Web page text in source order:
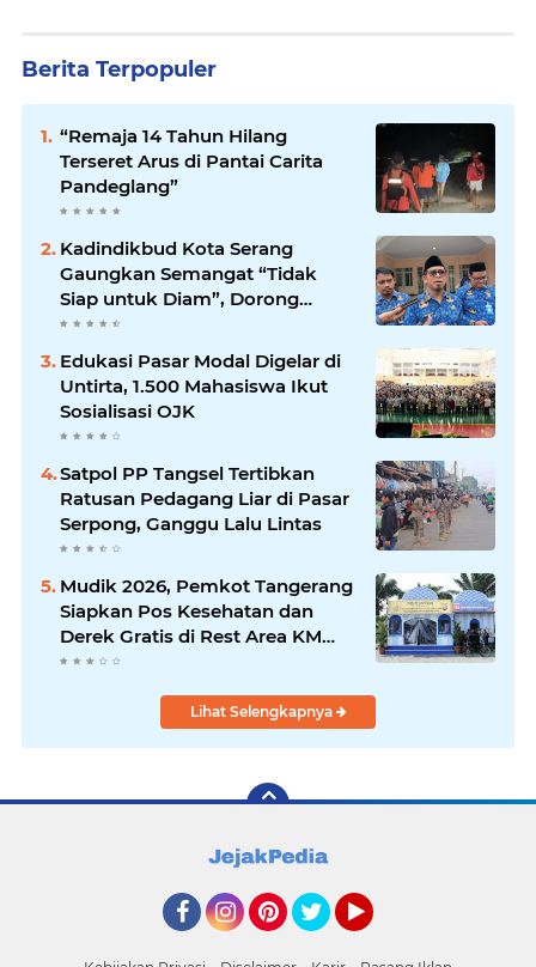
Berita Terpopuler
“Remaja 14 Tahun Hilang
Terseret Arus di Pantai Carita
Pandeglang”
Kadindikbud Kota Serang
Gaungkan Semangat “Tidak
Siap untuk Diam”, Dorong
Layanan Lebih Responsif
Edukasi Pasar Modal Digelar di
Untirta, 1.500 Mahasiswa Ikut
Sosialisasi OJK
Satpol PP Tangsel Tertibkan
Ratusan Pedagang Liar di Pasar
Serpong, Ganggu Lalu Lintas
Mudik 2026, Pemkot Tangerang
Siapkan Pos Kesehatan dan
Derek Gratis di Rest Area KM
13,5
Lihat Selengkapnya